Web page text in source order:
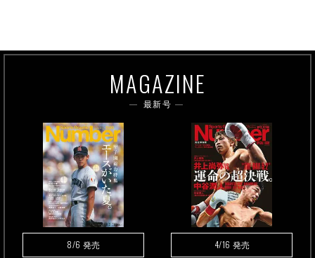
MAGAZINE
最新号
8/6 発売 4/16 発売